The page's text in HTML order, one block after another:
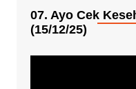
07. Ayo Cek
(15/12/25)